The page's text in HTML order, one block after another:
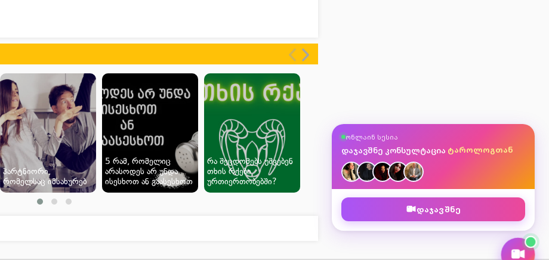
პარტნიორი,
რომელსაც იმსახურებ
5 რამ, რომელიც
არასოდეს არ უნდა
ისესხოთ ან გაასესხოთ
რა შეცდომებს უშვებენ
თხის რქები
ურთიერთობებში?
ონლაინ სესია
დაჯავშნე კონსულტაცია ტაროლოგთან
დაჯავშნე